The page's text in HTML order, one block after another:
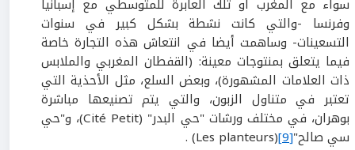
سواء مع المغرب أو تلك العابرة للمتوسطي مع إسبانيا
وفرنسا -والتي كانت نشطة بشكل كبير في سنوات
التسعينات- وساهمت أيضا في انتعاش هذه التجارة خاصة
فيما يتعلق بمنتوجات معينة: (القفطان المغربي والملابس
ذات العلامات المشهورة)، وبعض السلع، مثل الأحذية التي
تعتبر في متناول الزبون، والتي يتم تصنيعها مباشرة
بوهران، في مختلف ورشات "حي البدر" (Cité Petit)، و"حي
سي صالح"[9]
(Les planteurs) .